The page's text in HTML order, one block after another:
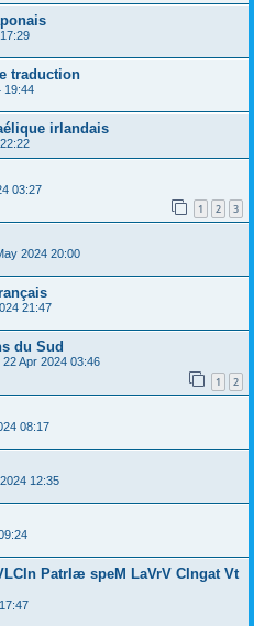
traduction
19:44
irlandais
03:27
1 2 3
2024 20:00
21:47
du Sud
22 Apr 2024 03:46
1 2
08:17
12:35
PatrIæ speM LaVrV CIngat Vt